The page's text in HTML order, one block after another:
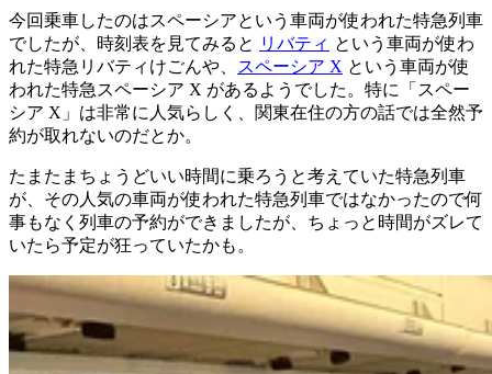
今回乗車したのはスペーシアという車両が使われた特急列車
でしたが、時刻表を見てみると リバティ という車両が使わ
れた特急リバティけごんや、
スペーシア X という車両が使
われた特急スペーシア X があるようでした。特に「スペー
シア X」は非常に人気らしく、関東在住の方の話では全然予
約が取れないのだとか。
たまたまちょうどいい時間に乗ろうと考えていた特急列車
が、その人気の車両が使われた特急列車ではなかったので何
事もなく列車の予約ができましたが、ちょっと時間がズレて
いたら予定が狂っていたかも。